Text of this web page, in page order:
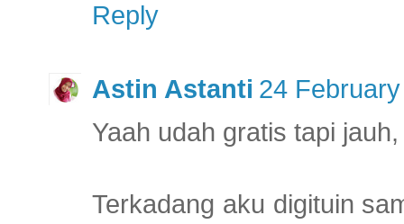
Reply
Astin Astanti 24
Yaah udah gratis tapi
Terkadang aku digituin